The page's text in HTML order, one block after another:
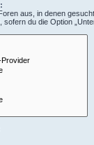
aus, in denen
du die Option